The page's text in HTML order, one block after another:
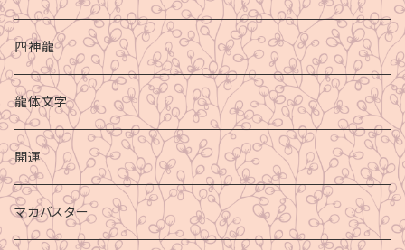
四神龍
龍体文字
開運
マカバスター